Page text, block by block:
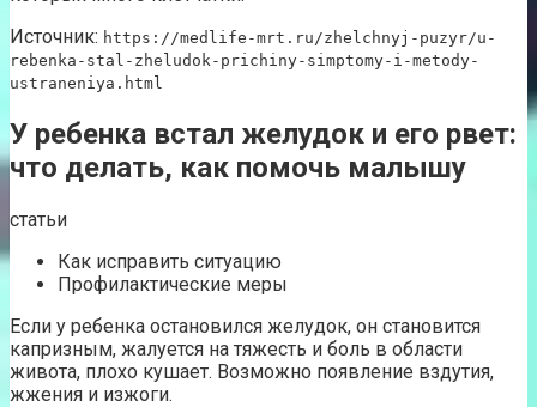
Источник: https://medlife-mrt.ru/zhelchnyj-puzyr/u-
rebenka-stal-zheludok-prichiny-simptomy-i-metody-
ustraneniya.html
У ребенка встал желудок и его рвет:
что делать, как помочь малышу
статьи
Как исправить ситуацию
Профилактические меры
Если у ребенка остановился желудок, он становится
капризным, жалуется на тяжесть и боль в области
живота, плохо кушает. Возможно появление вздутия,
жжения и изжоги.